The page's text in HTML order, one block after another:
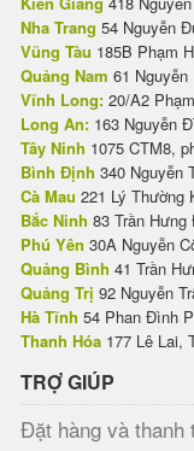
Nha Trang 54 Nguyễn
Vũng Tàu 185B Phạm
Quảng Nam 61 Nguyễn
Vĩnh Long: 20/A2
Long An: 163 Nguyễn
Tây Ninh 1075 CTM8,
Bình Định 340 Nguyễn
Cà Mau 221 Lý Thường
Bắc Ninh 83 Trần
Phú Yên 30A Nguyễn
Quảng Bình 41 Trần
Quảng Trị 92 Nguyễn
Hà Tĩnh 54 Phan Đình
Thanh Hóa 177 Lê Lai,
TRỢ GIÚP
Đặt hàng và thanh